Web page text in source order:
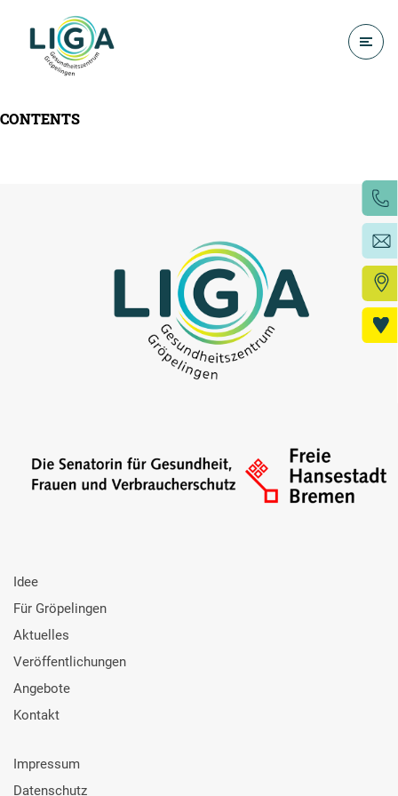
CONTENTS
Idee
Für Gröpelingen
Aktuelles
Veröffentlichungen
Angebote
Kontakt
Impressum
Datenschutz